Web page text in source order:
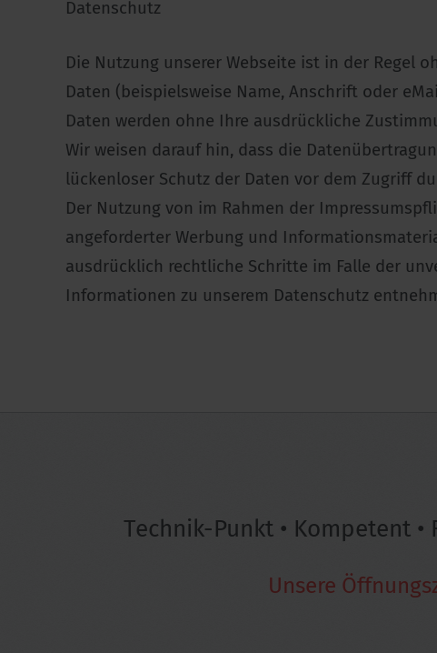
Datenschutz
Die Nutzung unserer Webseite ist in der Regel
Daten (beispielsweise Name, Anschrift oder
Daten werden ohne Ihre ausdrückliche
Wir weisen darauf hin, dass die
lückenloser Schutz der Daten vor dem Zugriff
Der Nutzung von im Rahmen der
angeforderter Werbung und
ausdrücklich rechtliche Schritte im Falle der
Informationen zu unserem Datenschutz
Technik-Punkt • Kompetent
Unsere